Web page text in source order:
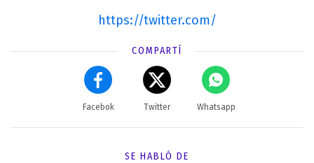
https://twitter.com/
COMPARTÍ
Facebok Twitter Whatsapp
SE HABLÓ DE